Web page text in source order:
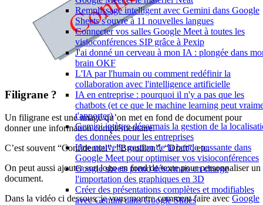
Remplissage intelligent avec Gemini dans Google
Sheets s'ouvre à 11 nouvelles langues
Connecter vos salles Google Meet à toutes les
visioconférences SIP grâce à Pexip
J'ai donné un cerveau à mon IA : plongée dans
brain OKF
L'IA par l'humain ou comment redéfinir la
collaboration avec l'intelligence artificielle
IA en entreprise : pourquoi il n'y a pas que les
chatbots (et ce que le machine learning peut
t'apporter)
Gemini intègre désormais la gestion de la
des données pour les entreprises
Une nouvelle gestion de la bande passante dans
Google Meet pour optimiser vos visioconférences
Google sheets prend désormais en charge
l'importation des graphiques en 3D
Créer des présentations complètes et modifiables
avec Gemini dans Google Slides
Filigrane ?
Un filigrane est une image qu’on met en fond de document pour
donner une information complémentaire.
C’est souvent “Confidentiel”, “Brouillon”, “Draft”, etc.
On peut aussi ajouter son logo en fond de texte pour personnaliser un
document.
Dans la vidéo ci dessous, je vous montre comment faire avec Google